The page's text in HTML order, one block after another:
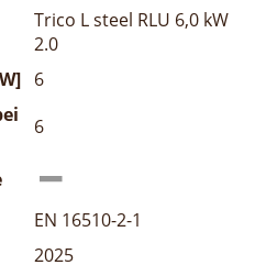
Trico L steel RLU 6,0 kW
2.0
6
6
EN 16510-2-1
2025